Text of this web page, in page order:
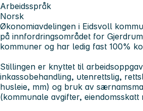
Arbeidsspråk
Norsk
Økonomiavdelingen i Eidsvoll
på innfordringsområdet for
kommuner og har ledig fast 100%
Stillingen er knyttet til
inkassobehandling, utenrettslig,
husleie, mm) og bruk av
(kommunale avgifter, eiendomsskatt